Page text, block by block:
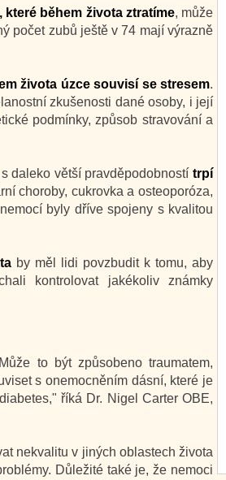
které během života ztratíme, může
počet zubů ještě v 74 mají výrazně
života úzce souvisí se stresem.
zkušenosti dané osoby, i její
podmínky, způsob stravování a
s daleko větší pravděpodobnostítrpí
choroby, cukrovka a osteoporóza,
byly dříve spojeny s kvalitou
by měl lidi povzbudit k tomu, aby
kontrolovat jakékoliv známky
to být způsobeno traumatem,
s onemocněním dásní, které je
říká Dr. Nigel Carter OBE,
nekvalitu v jiných oblastech života
Důležité také je, že nemoci